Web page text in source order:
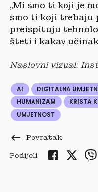
„Mi smo ti koji je
smo ti koji trebaju
preispituju
šteti i kakav
Naslovni vizual:
AI DIGITALNA
HUMANIZAM
KRISTA
UMJETNOST
keyboard_backspace Povratak
Podijeli